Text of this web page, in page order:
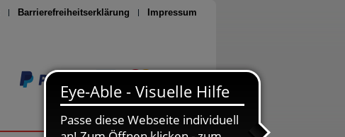
Barrierefreiheitserklärung Impressum
Seite drucken